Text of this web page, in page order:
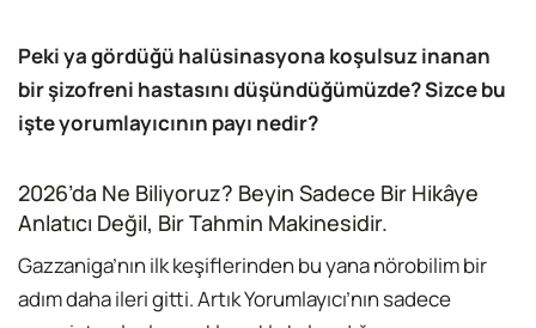
Peki ya gördüğü halüsinasyona koşulsuz inanan
bir şizofreni hastasını düşündüğümüzde? Sizce bu
işte yorumlayıcının payı nedir?
2026’da Ne Biliyoruz? Beyin Sadece Bir Hikâye
Anlatıcı Değil, Bir Tahmin Makinesidir.
Gazzaniga’nın ilk keşiflerinden bu yana nörobilim bir
adım daha ileri gitti. Artık Yorumlayıcı’nın sadece